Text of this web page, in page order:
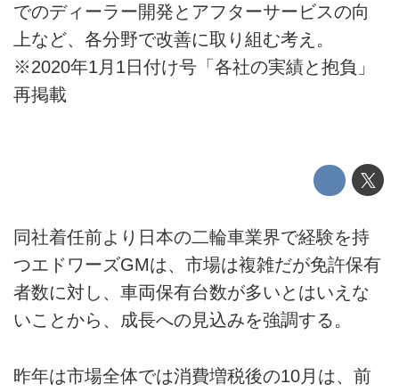
でのディーラー開発とアフターサービスの向
上など、各分野で改善に取り組む考え。
※2020年1月1日付け号「各社の実績と抱負」
再掲載
同社着任前より日本の二輪車業界で経験を持
つエドワーズGMは、市場は複雑だが免許保有
者数に対し、車両保有台数が多いとはいえな
いことから、成長への見込みを強調する。
昨年は市場全体では消費増税後の10月は、前